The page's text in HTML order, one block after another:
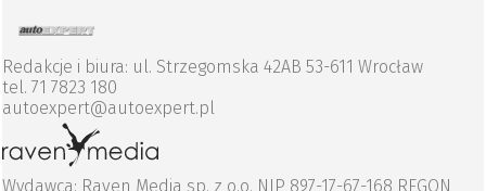
Redakcje i biura: ul. Strzegomska 42AB 53-611 Wrocław
tel. 71 7823 180
autoexpert@autoexpert.pl
Wydawca: Raven Media sp. z o.o. NIP 897-17-67-168 REGON